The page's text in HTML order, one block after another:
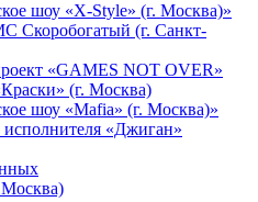
шоу «X-Style» (г. Москва)»
Скоробогатый (г. Санкт-
«GAMES NOT OVER»
(г. Москва)
шоу «Mafia» (г. Москва)»
исполнителя «Джиган»